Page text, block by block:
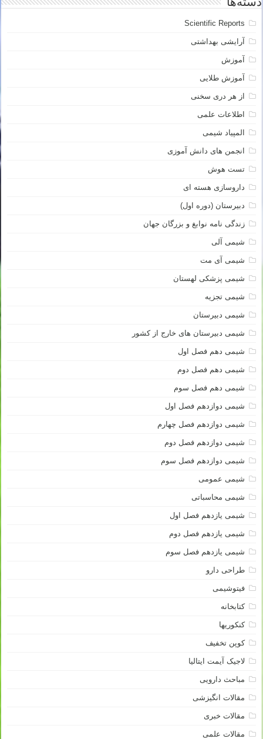
دسته‌ها
Scientific Reports
آرایشی بهداشتی
آموزش
آموزش طلایی
از هر دری سخنی
اطلاعات علمی
المپیاد شیمی
انجمن های دانش آموزی
تست هوش
داروسازی هسته ای
دبیرستان (دوره اول)
زندگی نامه نوابغ و بزرگان جهان
شیمی آلی
شیمی آی مت
شیمی پزشکی لهستان
شیمی تجزیه
شیمی دبیرستان
شیمی دبیرستان های خارج از کشور
شیمی دهم فصل اول
شیمی دهم فصل دوم
شیمی دهم فصل سوم
شیمی دوازدهم فصل اول
شیمی دوازدهم فصل چهارم
شیمی دوازدهم فصل دوم
شیمی دوازدهم فصل سوم
شیمی عمومی
شیمی محاسباتی
شیمی یازدهم فصل اول
شیمی یازدهم فصل دوم
شیمی یازدهم فصل سوم
طراحی دارو
فیتوشیمی
کتابخانه
کنکوریها
کوپن تخفیف
لاجیک آیمت ایتالیا
مباحث دارویی
مقالات انگیزشی
مقالات خبری
مقالات علمی